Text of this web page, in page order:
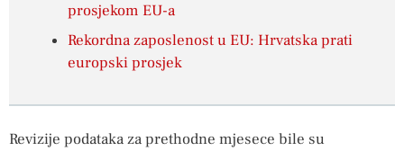
prosjekom EU-a
Rekordna zaposlenost u EU: Hrvatska prati
europski prosjek
Revizije podataka za prethodne mjesece bile su